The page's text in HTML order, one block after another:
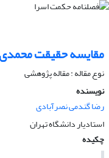
مقایسه حقیقت محمدی
نوع مقاله : مقاله پژوهشی
نویسنده
رضا گندمی نصرآبادی
استادیار دانشگاه تهران
چکیده